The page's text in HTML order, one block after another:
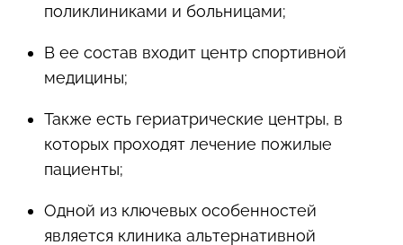
поликлиниками и больницами;
В ее состав входит центр спортивной
медицины;
Также есть гериатрические центры, в
которых проходят лечение пожилые
пациенты;
Одной из ключевых особенностей
является клиника альтернативной